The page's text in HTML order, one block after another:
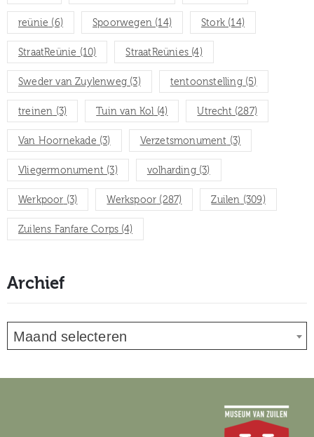
reünie (6) Spoorwegen (14) Stork (14)
StraatReünie (10) StraatReünies (4)
Sweder van Zuylenweg (3) tentoonstelling(5)
treinen (3) Tuin van Kol (4) Utrecht(287)
Van Hoornekade (3) Verzetsmonument (3)
Vliegermonument (3) volharding(3)
Werkpoor (3) Werkspoor (287) Zuilen (309)
Zuilens Fanfare Corps (4)
Archief
Maand selecteren